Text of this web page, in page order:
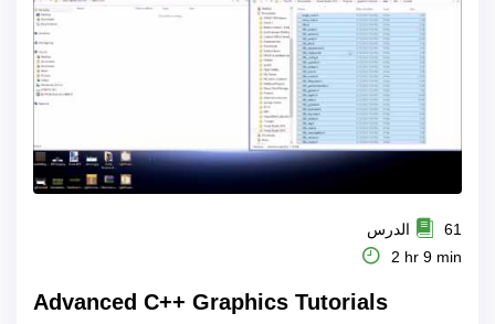
61 الدرس
2 hr 9 min
Advanced C++ Graphics Tutorials